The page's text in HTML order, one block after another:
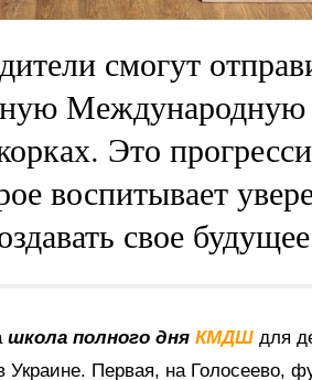
смогут
Это
воспитывает
свое
школа полного дня КМДШ для
Украине. Первая, на Голосеево,